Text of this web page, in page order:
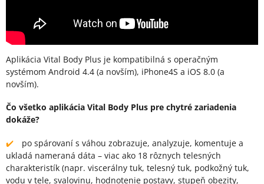
Aplikácia Vital Body Plus je kompatibilná s operačným
systémom Android 4.4 (a novším), iPhone4S a iOS 8.0 (a
novším).
Čo všetko aplikácia Vital Body Plus pre chytré zariadenia
dokáže?
po spárovaní s váhou zobrazuje, analyzuje, komentuje a
ukladá nameraná dáta – viac ako 18 rôznych telesných
charakteristík (napr. viscerálny tuk, telesný tuk, podkožný tuk,
vodu v tele, svalovinu, hodnotenie postavy, stupeň obezity,